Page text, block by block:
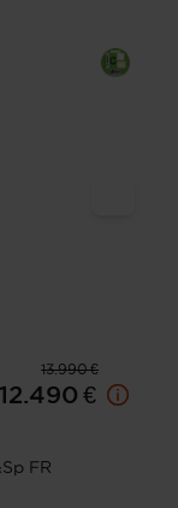
13.990 €
12.490 €
FR